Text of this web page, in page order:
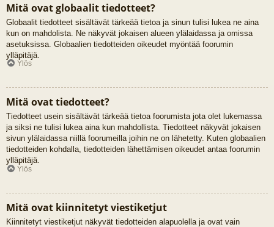
Mitä ovat globaalit tiedotteet?
Globaalit tiedotteet sisältävät tärkeää tietoa ja sinun tulisi lukea ne aina
kun on mahdolista. Ne näkyvät jokaisen alueen ylälaidassa ja omissa
asetuksissa. Globaalien tiedotteiden oikeudet myöntää foorumin
ylläpitäjä.
Ylös
Mitä ovat tiedotteet?
Tiedotteet usein sisältävät tärkeää tietoa foorumista jota olet lukemassa
ja siksi ne tulisi lukea aina kun mahdollista. Tiedotteet näkyvät jokaisen
sivun ylälaidassa niillä foorumeilla joihin ne on lähetetty. Kuten globaalien
tiedotteiden kohdalla, tiedotteiden lähettämisen oikeudet antaa foorumin
ylläpitäjä.
Ylös
Mitä ovat kiinnitetyt viestiketjut
Kiinnitetyt viestiketjut näkyvät tiedotteiden alapuolella ja ovat vain